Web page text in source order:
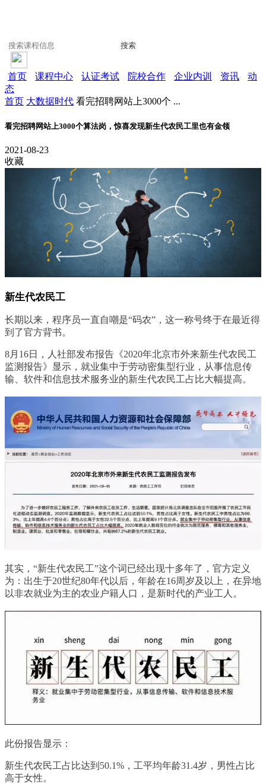
搜索
首页 课程中心 认证考试 院校合作 企业内训 资讯
动
态
首页 大数据时代 看完招聘网站上3000个 ...
看完招聘网站上3000个算法岗，惊喜发现新生代农民工里也有金领
2021-08-23
收藏
新生代农民工
长期以来，程序员一直自嘲是“码农”，这一称号终于在最近得
到了官方背书。
8月16日，人社部发布报告《2020年北京市外来新生代农民工
监测报告》显示，就业集中于劳动密集型行业，从事信息传
输、软件和信息技术服务业的新生代农民工占比大幅提高。
其实，“新生代农民工”这个词已经出现十多年了，官方定义
为：出生于20世纪80年代以后，年龄在16周岁及以上，在异地
以非农就业为主的农业户籍人口，是新时代的产业工人。
此份报告显示：
新生代农民工占比达到50.1%，工平均年龄31.4岁，男性占比
高于女性。